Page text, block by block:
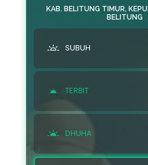
KAB. BELITUNG TIMUR,
BELITUNG
SUBUH
TERBIT
DHUHA